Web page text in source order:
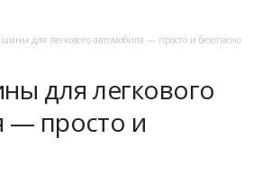
для легкового автомобиля — просто и безопасно
для легкового
— просто и